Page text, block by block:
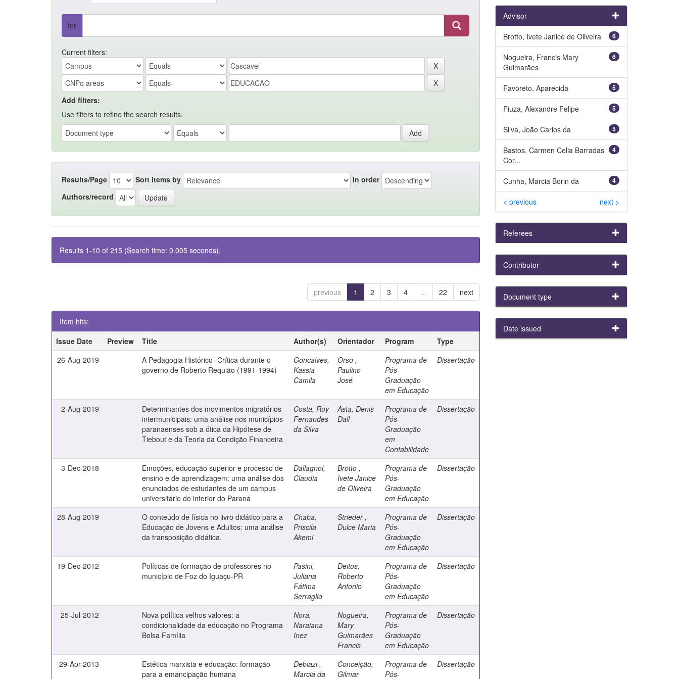
for
Current filters:
Add filters:
Use filters to refine the search results.
Results/Page Sort items by
In order
Authors/record
Results 1-10 of 215 (Search time: 0.005 seconds).
previous 1 2 3 4 ... 22 next
Item hits:
Issue Date
Preview Title Author(s) Orientador Program
Type
26-Aug-2019
A Pedagogia Histórico- Crítica durante o
governo de Roberto Requião (1991-1994)
Goncalves,
Kassia
Camila
Orso ,
Paulino
José
Programa de
Pós-
Graduação
em Educação
Dissertação
2-Aug-2019
Determinantes dos movimentos migratórios
intermunicipais: uma análise nos municípios
paranaenses sob a ótica da Hipótese de
Tiebout e da Teoria da Condição Financeira
Costa, Ruy
Fernandes
da Silva
Asta, Denis
Dall
Programa de
Pós-
Graduação
em
Contabilidade
Dissertação
3-Dec-2018
Emoções, educação superior e processo de
ensino e de aprendizagem: uma análise dos
enunciados de estudantes de um campus
universitário do interior do Paraná
Dallagnol,
Claudia
Brotto ,
Ivete Janice
de Oliveira
Programa de
Pós-
Graduação
em Educação
Dissertação
28-Aug-2019
O conteúdo de física no livro didático para a
Educação de Jovens e Adultos: uma análise
da transposição didática.
Chaba,
Priscila
Akemi
Strieder ,
Dulce Maria
Programa de
Pós-
Graduação
em Educação
Dissertação
19-Dec-2012
Políticas de formação de professores no
município de Foz do Iguaçu-PR
Pasini,
Juliana
Fátima
Serraglio
Deitos,
Roberto
Antonio
Programa de
Pós-
Graduação
em Educação
Dissertação
25-Jul-2012
Nova política velhos valores: a
condicionalidade da educação no Programa
Bolsa Família
Nora,
Naraiana
Inez
Nogueira,
Mary
Guimarães
Francis
Programa de
Pós-
Graduação
em Educação
Dissertação
29-Apr-2013
Estética marxista e educação: formação
para a emancipação humana
Debiazi ,
Marcia da
Conceição,
Gilmar
Programa de
Pós-
Dissertação
Advisor
6
Brotto, Ivete Janice de Oliveira
6
Nogueira, Francis Mary
Guimarães
5
Favoreto, Aparecida
5
Fiuza, Alexandre Felipe
5
Silva, João Carlos da
4
Bastos, Carmen Celia Barradas
Cor...
4
Cunha, Marcia Borin da
< previous next >
Referees
Contributor
Document type
Date issued